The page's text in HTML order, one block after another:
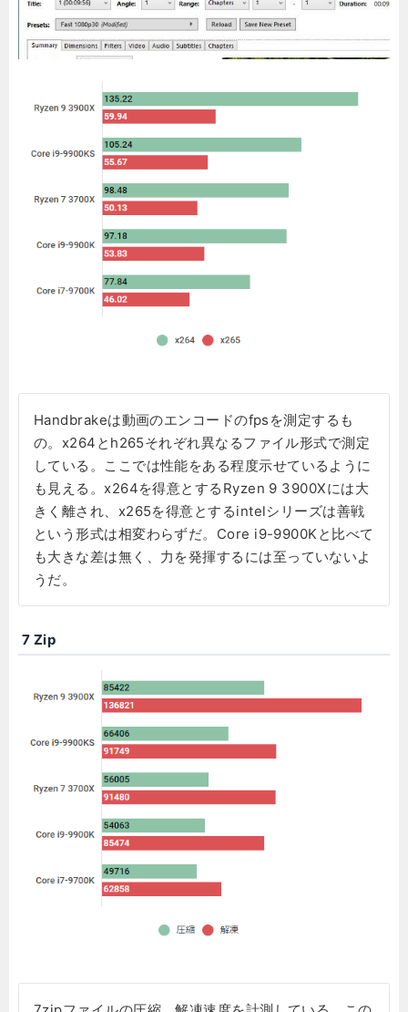
Handbrakeは動画のエンコードのfpsを測定するも
の。x264とh265それぞれ異なるファイル形式で測定
している。ここでは性能をある程度示せているように
も見える。x264を得意とするRyzen 9 3900Xには大
きく離され、x265を得意とするintelシリーズは善戦
という形式は相変わらずだ。Core i9-9900Kと比べて
も大きな差は無く、力を発揮するには至っていないよ
うだ。
7 Zip